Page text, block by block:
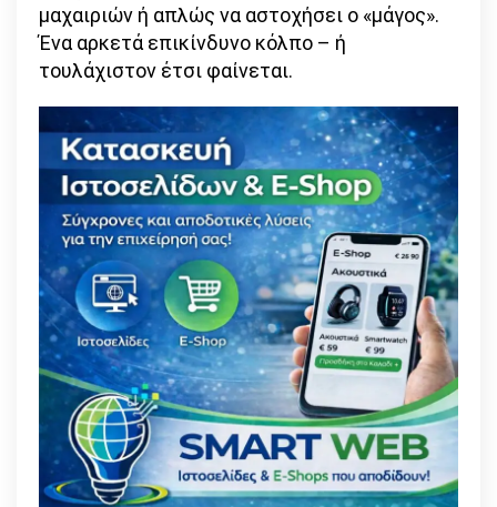
μαχαιριών ή απλώς να αστοχήσει ο «μάγος».
Ένα αρκετά επικίνδυνο κόλπο – ή
τουλάχιστον έτσι φαίνεται.